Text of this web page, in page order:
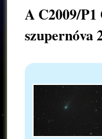
A C2009/P1
szupernóva